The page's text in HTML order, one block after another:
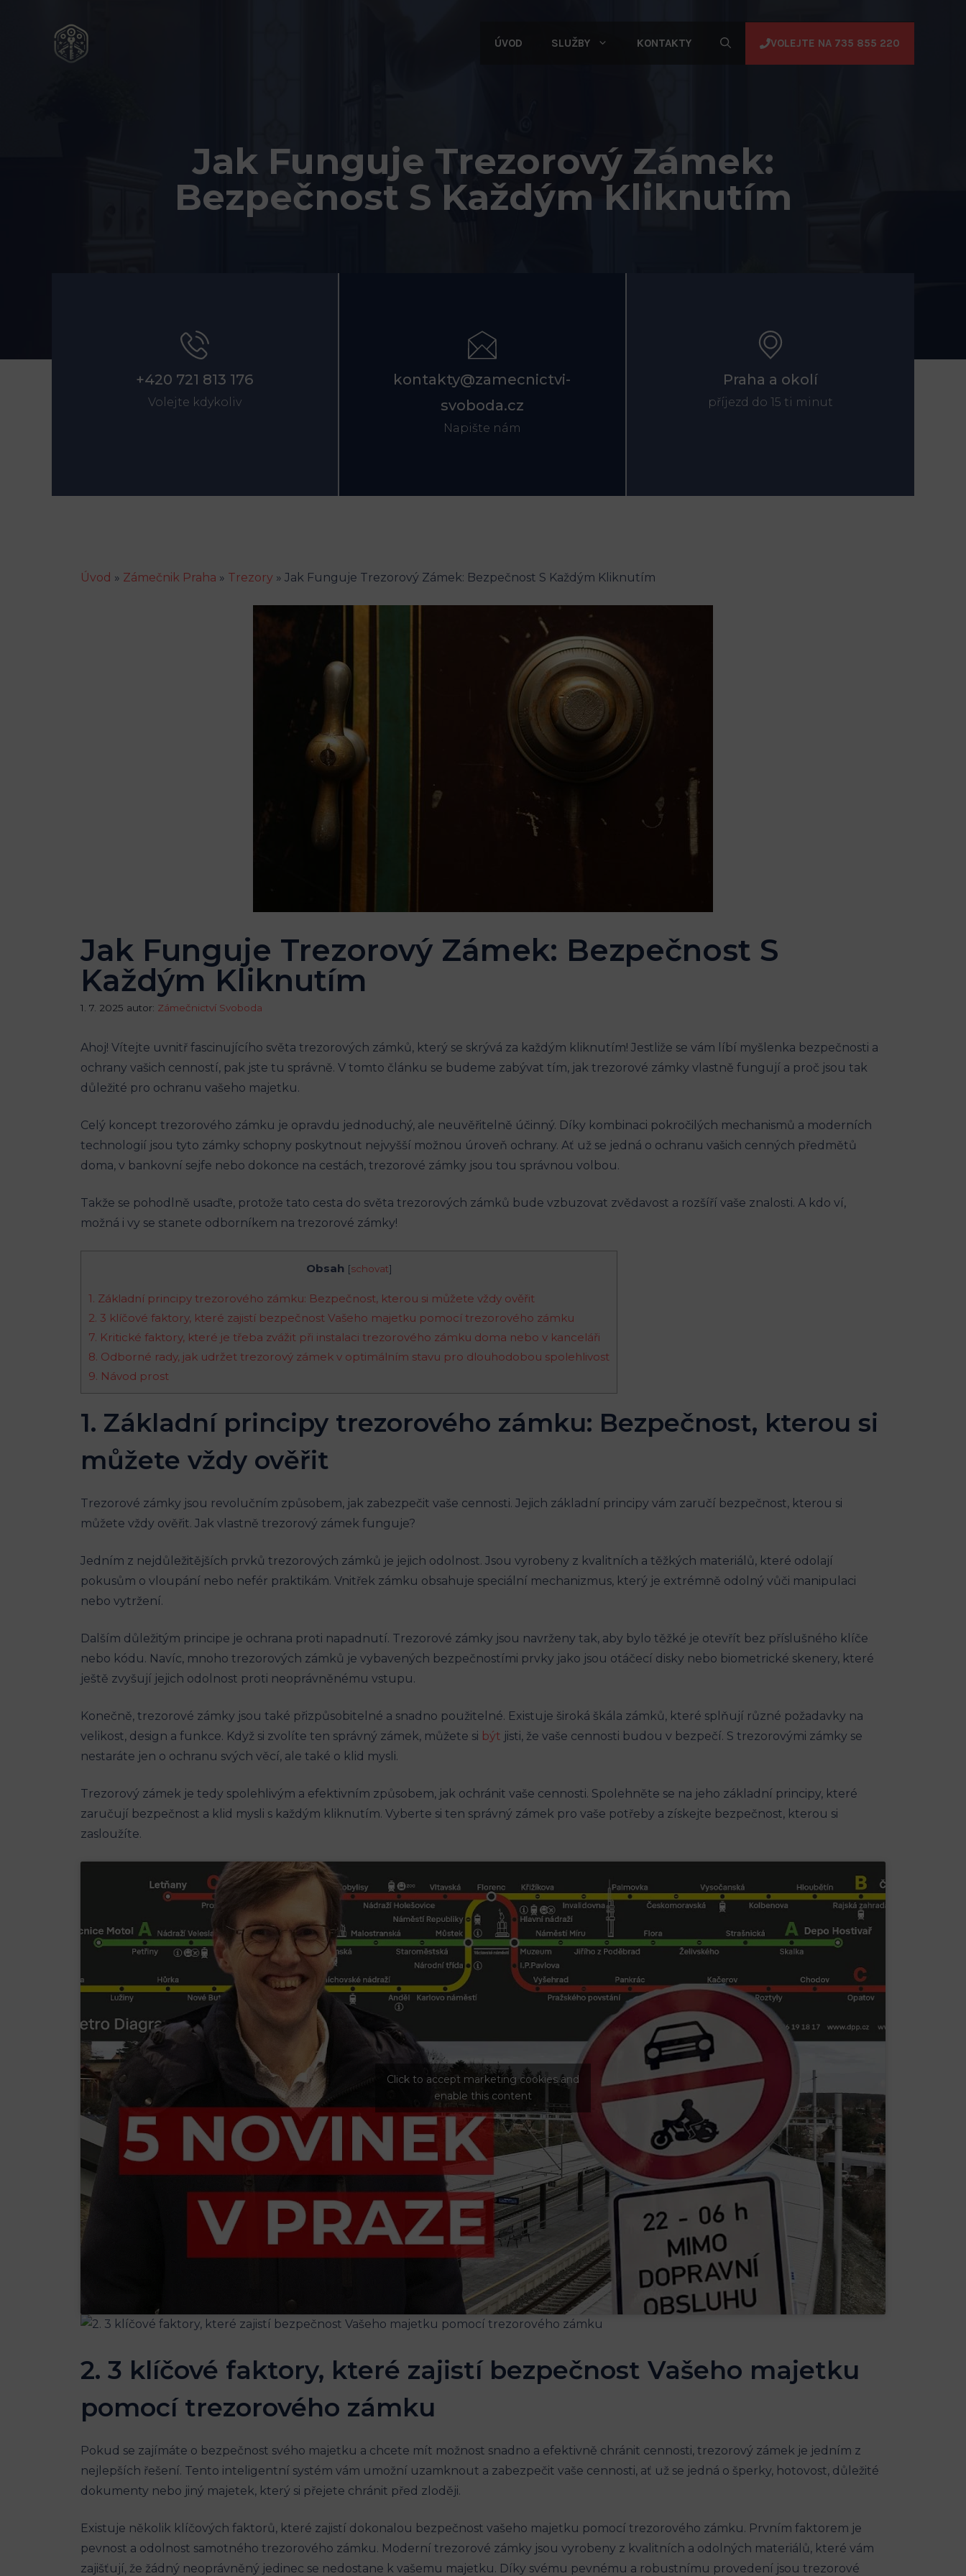
ÚVOD SLUŽBY KONTAKTY VOLEJTE NA 735 855 220
Jak Funguje Trezorový Zámek:
Bezpečnost S Každým Kliknutím
+420 721 813 176
Volejte kdykoliv
kontakty@zamecnictvi-
svoboda.cz
Napište nám
Praha a okolí
příjezd do 15 ti minut
Úvod » Zámečnik Praha » Trezory » Jak Funguje Trezorový Zámek: Bezpečnost S Každým Kliknutím
Jak Funguje Trezorový Zámek: Bezpečnost S
Každým Kliknutím
1. 7. 2025 autor: Zámečnictví Svoboda
Ahoj! Vítejte uvnitř fascinujícího světa trezorových zámků, který se skrývá za každým kliknutím! Jestliže se vám líbí myšlenka bezpečnosti a
ochrany vašich cenností, pak jste tu správně. V tomto článku se budeme zabývat tím, jak trezorové zámky vlastně fungují a proč jsou tak
důležité pro ochranu vašeho majetku.
Celý koncept trezorového zámku je opravdu jednoduchý, ale neuvěřitelně účinný. Díky kombinaci pokročilých mechanismů a moderních
technologií jsou tyto zámky schopny poskytnout nejvyšší možnou úroveň ochrany. Ať už se jedná o ochranu vašich cenných předmětů
doma, v bankovní sejfe nebo dokonce na cestách, trezorové zámky jsou tou správnou volbou.
Takže se pohodlně usaďte, protože tato cesta do světa trezorových zámků bude vzbuzovat zvědavost a rozšíří vaše znalosti. A kdo ví,
možná i vy se stanete odborníkem na trezorové zámky!
Obsah [schovat]
1. Základní principy trezorového zámku: Bezpečnost, kterou si můžete vždy ověřit
2. 3 klíčové faktory, které zajistí bezpečnost Vašeho majetku pomocí trezorového zámku
7. Kritické faktory, které je třeba zvážit při instalaci trezorového zámku doma nebo v kanceláři
8. Odborné rady, jak udržet trezorový zámek v optimálním stavu pro dlouhodobou spolehlivost
9. Návod prost
1. Základní principy trezorového zámku: Bezpečnost, kterou si
můžete vždy ověřit
Trezorové zámky jsou revolučním způsobem, jak zabezpečit vaše cennosti. Jejich základní principy vám zaručí bezpečnost, kterou si
můžete vždy ověřit. Jak vlastně trezorový zámek funguje?
Jedním z nejdůležitějších prvků trezorových zámků je jejich odolnost. Jsou vyrobeny z kvalitních a těžkých materiálů, které odolají
pokusům o vloupání nebo nefér praktikám. Vnitřek zámku obsahuje speciální mechanizmus, který je extrémně odolný vůči manipulaci
nebo vytržení.
Dalším důležitým principe je ochrana proti napadnutí. Trezorové zámky jsou navrženy tak, aby bylo těžké je otevřít bez příslušného klíče
nebo kódu. Navíc, mnoho trezorových zámků je vybavených bezpečnostími prvky jako jsou otáčecí disky nebo biometrické skenery, které
ještě zvyšují jejich odolnost proti neoprávněnému vstupu.
Konečně, trezorové zámky jsou také přizpůsobitelné a snadno použitelné. Existuje široká škála zámků, které splňují různé požadavky na
velikost, design a funkce. Když si zvolíte ten správný zámek, můžete si být jisti, že vaše cennosti budou v bezpečí. S trezorovými zámky se
nestaráte jen o ochranu svých věcí, ale také o klid mysli.
Trezorový zámek je tedy spolehlivým a efektivním způsobem, jak ochránit vaše cennosti. Spolehněte se na jeho základní principy, které
zaručují bezpečnost a klid mysli s každým kliknutím. Vyberte si ten správný zámek pro vaše potřeby a získejte bezpečnost, kterou si
zasloužíte.
Click to accept marketing cookies and
enable this content
2. 3 klíčové faktory, které zajistí bezpečnost Vašeho majetku
pomocí trezorového zámku
Pokud se zajímáte o bezpečnost svého majetku a chcete mít možnost snadno a efektivně chránit cennosti, trezorový zámek je jedním z
nejlepších řešení. Tento inteligentní systém vám umožní uzamknout a zabezpečit vaše cennosti, ať už se jedná o šperky, hotovost, důležité
dokumenty nebo jiný majetek, který si přejete chránit před zloději.
Existuje několik klíčových faktorů, které zajistí dokonalou bezpečnost vašeho majetku pomocí trezorového zámku. Prvním faktorem je
pevnost a odolnost samotného trezorového zámku. Moderní trezorové zámky jsou vyrobeny z kvalitních a odolných materiálů, které vám
zajišťují, že žádný neoprávněný jedinec se nedostane k vašemu majetku. Díky svému pevnému a robustnímu provedení jsou trezorové